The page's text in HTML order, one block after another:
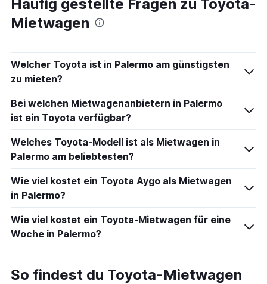
Häufig gestellte Fragen zu Toyota-
Mietwagen
Welcher Toyota ist in Palermo am günstigsten
zu mieten?
Bei welchen Mietwagenanbietern in Palermo
ist ein Toyota verfügbar?
Welches Toyota-Modell ist als Mietwagen in
Palermo am beliebtesten?
Wie viel kostet ein Toyota Aygo als Mietwagen
in Palermo?
Wie viel kostet ein Toyota-Mietwagen für eine
Woche in Palermo?
So findest du Toyota-Mietwagen